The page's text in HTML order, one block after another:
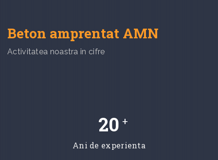
Beton amprentat AMN
Activitatea noastra in cifre
20 +
Ani de experienta